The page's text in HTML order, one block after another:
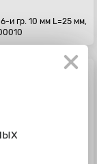
6-и гр. 10 мм L=25 мм,